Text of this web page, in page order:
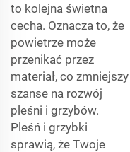
to kolejna świetna
cecha. Oznacza to, że
powietrze może
przenikać przez
materiał, co zmniejszy
szanse na rozwój
pleśni i grzybów.
Pleśń i grzybki
sprawią, że Twoje